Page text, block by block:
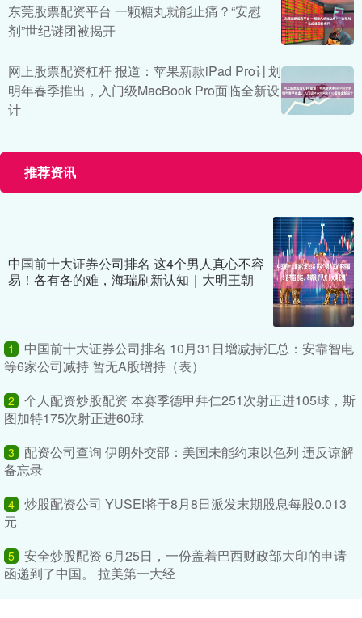
东莞股票配资平台 一颗糖丸就能止痛？“安慰
剂”世纪谜团被揭开
网上股票配资杠杆 报道：苹果新款iPad Pro计划
明年春季推出，入门级MacBook Pro面临全新设
计
推荐资讯
中国前十大证券公司排名 这4个男人真心不容
易！各有各的难，海瑞刷新认知｜大明王朝
1
中国前十大证券公司排名 10月31日增减持汇总：安靠智电
等6家公司减持 暂无A股增持（表）
2
个人配资炒股配资 本赛季德甲拜仁251次射正进105球，斯
图加特175次射正进60球
3
配资公司查询 伊朗外交部：美国未能约束以色列 违反谅解
备忘录
4 炒股配资公司 YUSEI将于8月8日派发末期股息每股0.013
元
5 安全炒股配资 6月25日，一份盖着巴西财政部大印的申请
函递到了中国。 拉美第一大经